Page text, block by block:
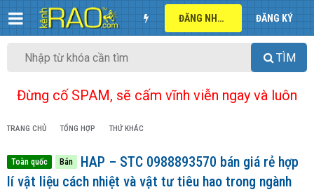
ĐĂNG NHẬP ĐĂNG KÝ
TÌM
Đừng cố SPAM, sẽ cấm vĩnh viễn ngay và luôn
TRANG CHỦ TỔNG HỢP THỨ KHÁC
Toàn quốc Bán
HAP – STC 0988893570 bán giá rẻ hợp
lí vật liệu cách nhiệt và vật tư tiêu hao trong ngành